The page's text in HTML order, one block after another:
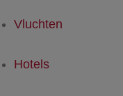
Vluchten
Hotels